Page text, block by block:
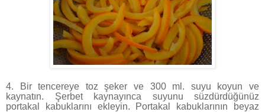
4. Bir tencereye toz şeker ve 300 ml. suyu koyun ve
kaynatın. Şerbet kaynayınca suyunu süzdürdüğünüz
portakal kabuklarını ekleyin. Portakal kabuklarının beyaz